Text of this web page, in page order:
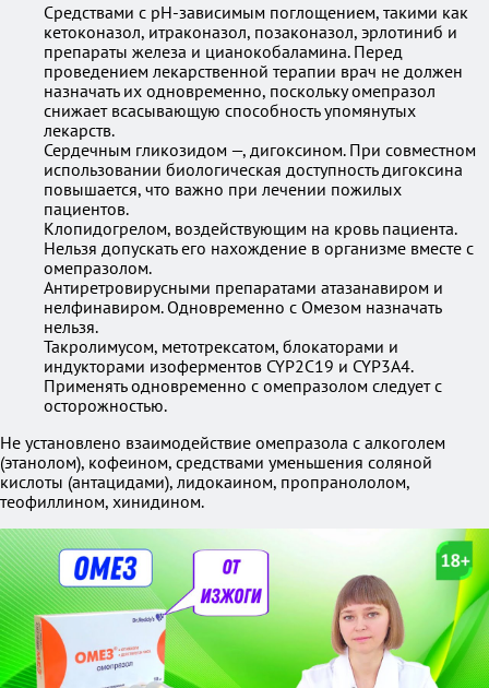
Средствами с pH-зависимым поглощением, такими как
кетоконазол, итраконазол, позаконазол, эрлотиниб и
препараты железа и цианокобаламина. Перед
проведением лекарственной терапии врач не должен
назначать их одновременно, поскольку омепразол
снижает всасывающую способность упомянутых
лекарств.
Сердечным гликозидом —, дигоксином. При совместном
использовании биологическая доступность дигоксина
повышается, что важно при лечении пожилых
пациентов.
Клопидогрелом, воздействующим на кровь пациента.
Нельзя допускать его нахождение в организме вместе с
омепразолом.
Антиретровирусными препаратами атазанавиром и
нелфинавиром. Одновременно с Омезом назначать
нельзя.
Такролимусом, метотрексатом, блокаторами и
индукторами изоферментов CYP2C19 и CYP3A4.
Применять одновременно с омепразолом следует с
осторожностью.
Не установлено взаимодействие омепразола с алкоголем
(этанолом), кофеином, средствами уменьшения соляной
кислоты (антацидами), лидокаином, пропранололом,
теофиллином, хинидином.